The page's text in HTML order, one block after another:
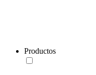
Productos